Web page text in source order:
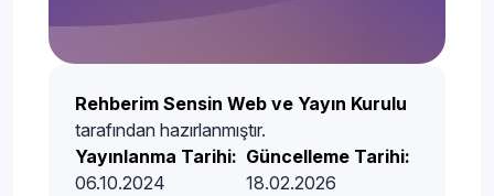
Rehberim Sensin Web ve Yayın Kurulu
tarafından hazırlanmıştır.
Yayınlanma Tarihi:
06.10.2024
Güncelleme Tarihi:
18.02.2026